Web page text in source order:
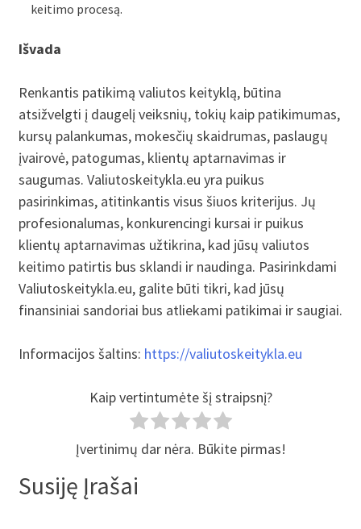
keitimo procesą.
Išvada
Renkantis patikimą valiutos keityklą, būtina
atsižvelgti į daugelį veiksnių, tokių kaip patikimumas,
kursų palankumas, mokesčių skaidrumas, paslaugų
įvairovė, patogumas, klientų aptarnavimas ir
saugumas. Valiutoskeitykla.eu yra puikus
pasirinkimas, atitinkantis visus šiuos kriterijus. Jų
profesionalumas, konkurencingi kursai ir puikus
klientų aptarnavimas užtikrina, kad jūsų valiutos
keitimo patirtis bus sklandi ir naudinga. Pasirinkdami
Valiutoskeitykla.eu, galite būti tikri, kad jūsų
finansiniai sandoriai bus atliekami patikimai ir saugiai.
Informacijos šaltins: https://valiutoskeitykla.eu
Kaip vertintumėte šį straipsnį?
Įvertinimų dar nėra. Būkite pirmas!
Susiję Įrašai